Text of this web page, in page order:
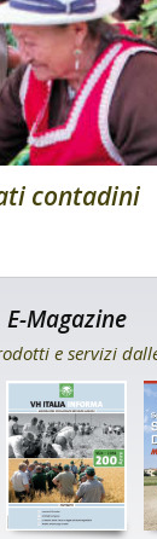
contadini
E-Magazine
e servizi